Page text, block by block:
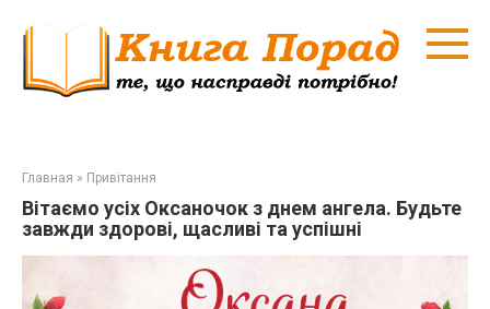
Главная » Привітання
Вітаємо усіх Оксаночок з днем ангела. Будьте
завжди здорові, щасливі та успішні